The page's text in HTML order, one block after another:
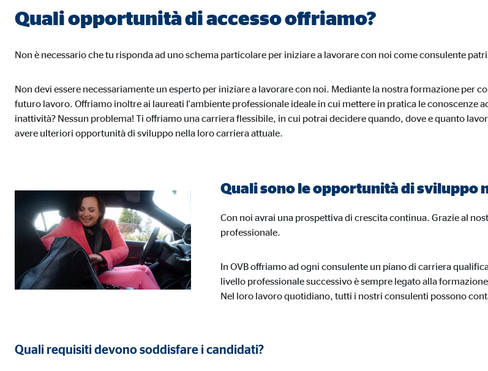
Quali opportunità di accesso offriamo?
Non è necessario che tu risponda ad uno schema particolare per iniziare a lavorare con noi come consulente
Non devi essere necessariamente un esperto per iniziare a lavorare con noi. Mediante la nostra formazione
futuro lavoro. Offriamo inoltre ai laureati l'ambiente professionale ideale in cui mettere in pratica le conoscenze
inattività? Nessun problema! Ti offriamo una carriera flessibile, in cui potrai decidere quando, dove e quanto
avere ulteriori opportunità di sviluppo nella loro carriera attuale.
Quali sono le opportunità di sviluppo
Con noi avrai una prospettiva di crescita continua. Grazie al
professionale.
In OVB offriamo ad ogni consulente un piano di carriera
livello professionale successivo è sempre legato alla
Nel loro lavoro quotidiano, tutti i nostri consulenti possono
Quali requisiti devono soddisfare i candidati?
Cookie statistici
I cookie statistici raccolgono informazioni in modo anonimo. Queste informazioni ci aiutano a capire il modo
Nome: _ga, _gat_UA-41411249-12, _gid
Fornitore: Google Ireland Ltd.
Cookies per finalità di marketing
I cookie utilizzati per finalità di marketing consentono agli utenti di visualizzare pubblicità personalizzata
potrebbero essere trasmessi a terze parti, che tracciano la navigazione dell'utente anche in altri siti web.
Facebook Pixel
Finalità: Collegamento ai profili degli utenti